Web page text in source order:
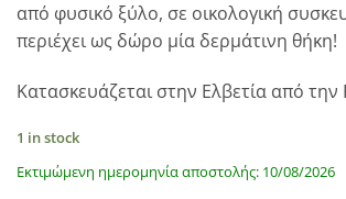
από φυσικό ξύλο, σε οικολογική
περιέχει ως δώρο μία δερμάτινη θήκη!
Κατασκευάζεται στην Ελβετία από την
1 in stock
Εκτιμώμενη ημερομηνία αποστολής: 10/08/2026